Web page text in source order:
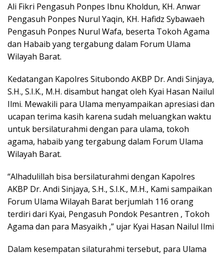
Ali Fikri Pengasuh Ponpes Ibnu Kholdun, KH. Anwar
Pengasuh Ponpes Nurul Yaqin, KH. Hafidz Sybawaeh
Pengasuh Ponpes Nurul Wafa, beserta Tokoh Agama
dan Habaib yang tergabung dalam Forum Ulama
Wilayah Barat.
Kedatangan Kapolres Situbondo AKBP Dr. Andi Sinjaya,
S.H., S.I.K., M.H. disambut hangat oleh Kyai Hasan Nailul
Ilmi. Mewakili para Ulama menyampaikan apresiasi dan
ucapan terima kasih karena sudah meluangkan waktu
untuk bersilaturahmi dengan para ulama, tokoh
agama, habaib yang tergabung dalam Forum Ulama
Wilayah Barat.
“Alhadulillah bisa bersilaturahmi dengan Kapolres
AKBP Dr. Andi Sinjaya, S.H., S.I.K., M.H., Kami sampaikan
Forum Ulama Wilayah Barat berjumlah 116 orang
terdiri dari Kyai, Pengasuh Pondok Pesantren , Tokoh
Agama dan para Masyaikh ,” ujar Kyai Hasan Nailul Ilmi
Dalam kesempatan silaturahmi tersebut, para Ulama